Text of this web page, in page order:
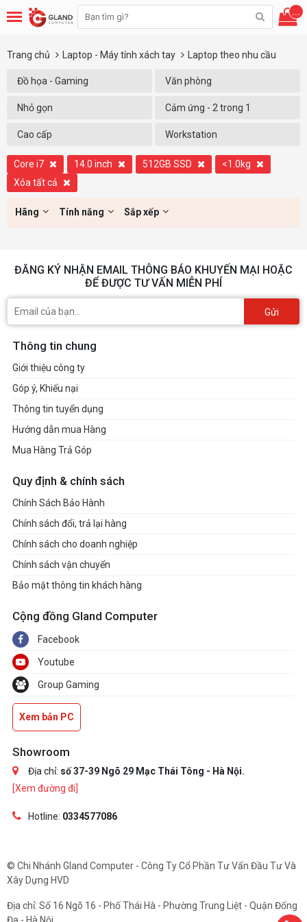
...
Trang chủ Laptop - Máy tính xách tay Laptop theo nhu cầu
Đồ họa - Gaming Văn phòng
Nhỏ gọn Cảm ứng - 2 trong 1
Cao cấp Workstation
Core i7 14.0 inch 512GB SSD
<1.0kg
Xóa tất cả
Hãng Tính năng Sắp xếp
ĐĂNG KÝ NHẬN EMAIL THÔNG BÁO KHUYẾN MẠI HOẶC
ĐỂ ĐƯỢC TƯ VẤN MIỄN PHÍ
Gửi
Thông tin chung
Giới thiệu công ty
Góp ý, Khiếu nại
Thông tin tuyển dụng
Hướng dẫn mua Hàng
Mua Hàng Trả Góp
Quy định & chính sách
Chính Sách Bảo Hành
Chính sách đổi, trả lại hàng
Chính sách cho doanh nghiệp
Chính sách vận chuyển
Bảo mật thông tin khách hàng
Cộng đồng Gland Computer
Facebook
Youtube
Group Gaming
Xem bản PC
Showroom
Địa chỉ: số 37-39 Ngõ 29 Mạc Thái Tông - Hà Nội.
[Xem đường đi]
Hotline: 0334577086
© Chi Nhánh Gland Computer - Công Ty Cổ Phần Tư Vấn Đầu Tư Và
Xây Dựng HVD
Địa chỉ: Số 16 Ngõ 16 - Phố Thái Hà - Phường Trung Liệt - Quận Đống